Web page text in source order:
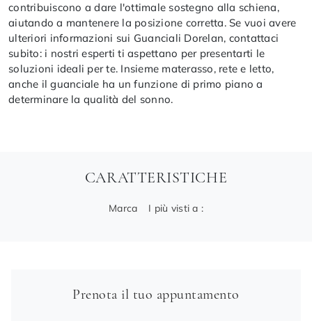
contribuiscono a dare l'ottimale sostegno alla schiena,
aiutando a mantenere la posizione corretta. Se vuoi avere
ulteriori informazioni sui Guanciali Dorelan, contattaci
subito: i nostri esperti ti aspettano per presentarti le
soluzioni ideali per te. Insieme materasso, rete e letto,
anche il guanciale ha un funzione di primo piano a
determinare la qualità del sonno.
CARATTERISTICHE
Marca I più visti a :
Prenota il tuo appuntamento